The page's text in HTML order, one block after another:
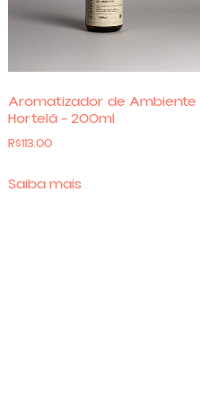
Aromatizador de Ambiente
Hortelã – 200ml
R$113.00
Saiba mais